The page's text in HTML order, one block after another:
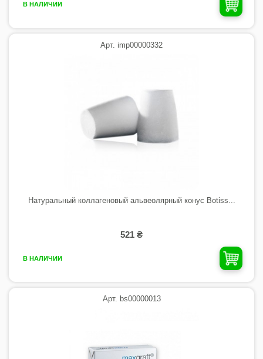
В НАЛИЧИИ
Арт. imp00000332
Натуральный коллагеновый альвеолярный конус Botiss...
521 ₴
В НАЛИЧИИ
Арт. bs00000013